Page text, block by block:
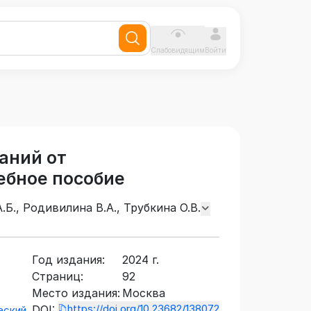
СлабовидящимВойти
от
пособие
Родивилина В.А., Трубкина О.В.
Год издания:
2024 г.
Страниц:
92
Место издания: Москва